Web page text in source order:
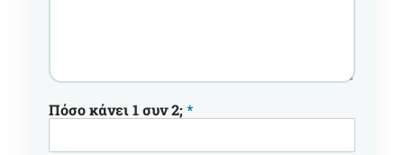
Πόσο κάνει 1 συν 2;*